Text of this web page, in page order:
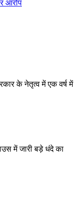
आरोप
के नेतृत्व में एक वर्ष में
में जारी बड़े धंदे का